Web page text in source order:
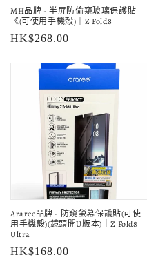
MH品牌 - 半屏防偷窺玻璃保護貼
《(可使用手機殻)｜Z Fold8
定
HK$268.00
Araree品牌 - 防窺螢幕保護貼(可使
用手機殻)(鏡頭開U版本)｜Z Fold8
Ultra
定
HK$168.00